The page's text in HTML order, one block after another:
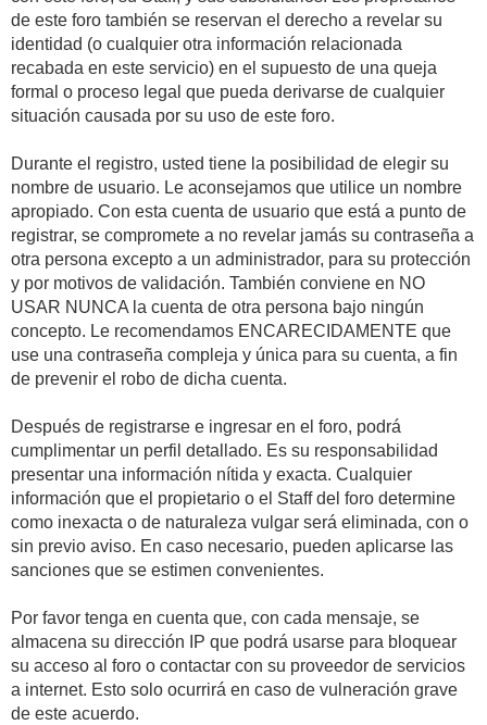
de este foro también se reservan el derecho a revelar su
identidad (o cualquier otra información relacionada
recabada en este servicio) en el supuesto de una queja
formal o proceso legal que pueda derivarse de cualquier
situación causada por su uso de este foro.
Durante el registro, usted tiene la posibilidad de elegir su
nombre de usuario. Le aconsejamos que utilice un nombre
apropiado. Con esta cuenta de usuario que está a punto de
registrar, se compromete a no revelar jamás su contraseña a
otra persona excepto a un administrador, para su protección
y por motivos de validación. También conviene en NO
USAR NUNCA la cuenta de otra persona bajo ningún
concepto. Le recomendamos ENCARECIDAMENTE que
use una contraseña compleja y única para su cuenta, a fin
de prevenir el robo de dicha cuenta.
Después de registrarse e ingresar en el foro, podrá
cumplimentar un perfil detallado. Es su responsabilidad
presentar una información nítida y exacta. Cualquier
información que el propietario o el Staff del foro determine
como inexacta o de naturaleza vulgar será eliminada, con o
sin previo aviso. En caso necesario, pueden aplicarse las
sanciones que se estimen convenientes.
Por favor tenga en cuenta que, con cada mensaje, se
almacena su dirección IP que podrá usarse para bloquear
su acceso al foro o contactar con su proveedor de servicios
a internet. Esto solo ocurrirá en caso de vulneración grave
de este acuerdo.